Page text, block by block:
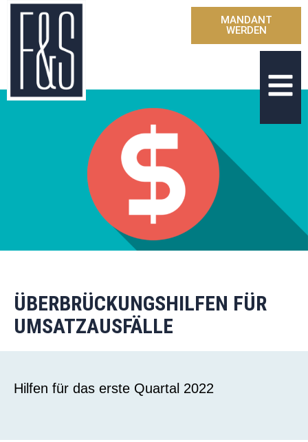
MANDANT
WERDEN
ÜBERBRÜCKUNGSHILFEN FÜR
UMSATZAUSFÄLLE
Hilfen für das erste Quartal 2022